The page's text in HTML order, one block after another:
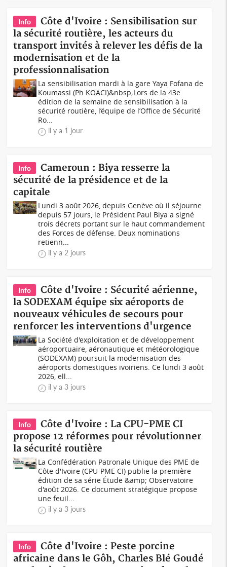
Info
Côte d'Ivoire : Sensibilisation sur
la sécurité routière, les acteurs du
transport invités à relever les défis de la
modernisation et de la
professionnalisation
La sensibilisation mardi à la gare Yaya Fofana de
Koumassi (Ph KOACI)&nbsp;Lors de la 43e
édition de la semaine de sensibilisation à la
sécurité routière, l’équipe de l’Office de Sécurité
Ro...
il y a 1 jour
Info
Cameroun : Biya resserre la
sécurité de la présidence et de la
capitale
Lundi 3 août 2026, depuis Genève où il séjourne
depuis 57 jours, le Président Paul Biya a signé
trois décrets portant sur le haut commandement
des Forces de défense. Deux nominations
retienn...
il y a 2 jours
Info
Côte d'Ivoire : Sécurité aérienne,
la SODEXAM équipe six aéroports de
nouveaux véhicules de secours pour
renforcer les interventions d'urgence
La Société d'exploitation et de développement
aéroportuaire, aéronautique et météorologique
(SODEXAM) poursuit la modernisation des
aéroports domestiques ivoiriens. Ce lundi 3 août
2026, ell...
il y a 3 jours
Info
Côte d'Ivoire : La CPU-PME CI
propose 12 réformes pour révolutionner
la sécurité routière
La Confédération Patronale Unique des PME de
Côte d'Ivoire (CPU-PME CI) publie la première
édition de sa série Étude &amp; Observatoire
d'août 2026. Ce document stratégique propose
une feuil...
il y a 3 jours
Info
Côte d'Ivoire : Peste porcine
africaine dans le Gôh, Charles Blé Goudé